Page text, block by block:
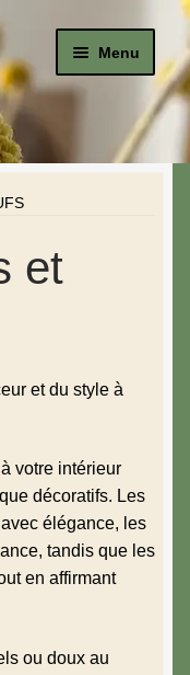
Menu
et
et du style à
votre intérieur
décoratifs. Les
élégance, les
tandis que les
en affirmant
ou doux au